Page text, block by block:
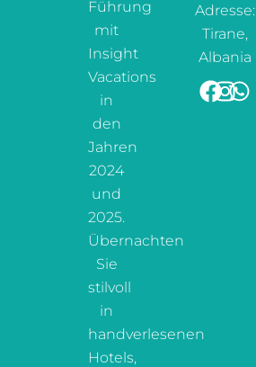
Führung
mit
Insight
Vacations
in
den
Jahren
2024
und
2025.
Übernachten
Sie
stilvoll
in
handverlesenen
Hotels,
Adresse:
Tirane,
Albania